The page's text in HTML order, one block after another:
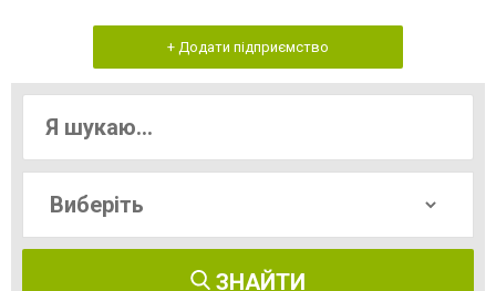
+ Додати підприємство
ЗНАЙТИ